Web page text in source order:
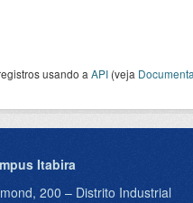
usando a API (veja
Itabira
200 – Distrito Industrial